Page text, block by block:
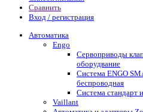
Сравнить
Вход / регистрация
Автоматика
Engo
Сервоприводы
оборудвание
Система ENGO
беспроводная
Система стандарт
Vaillant